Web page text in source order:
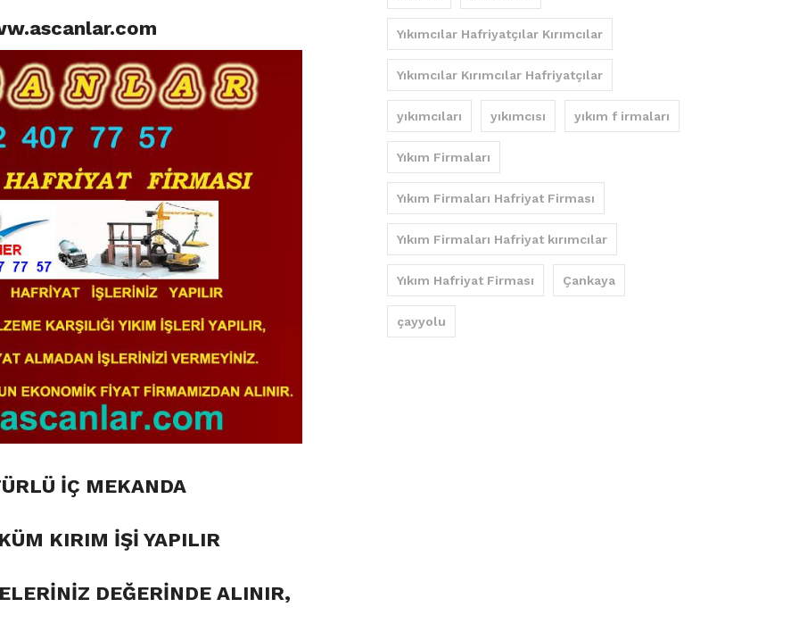
İÇ MEKANDA
KIRIM İŞİ YAPILIR
DEĞERİNDE ALINIR,
Yıkımcılar Hafriyatçılar Kırımcılar
Yıkımcılar Kırımcılar Hafriyatçılar
yıkımcıları yıkımcısı yıkım f irmaları
Yıkım Firmaları
Yıkım Firmaları Hafriyat Firması
Yıkım Firmaları Hafriyat kırımcılar
Yıkım Hafriyat Firması Çankaya
çayyolu